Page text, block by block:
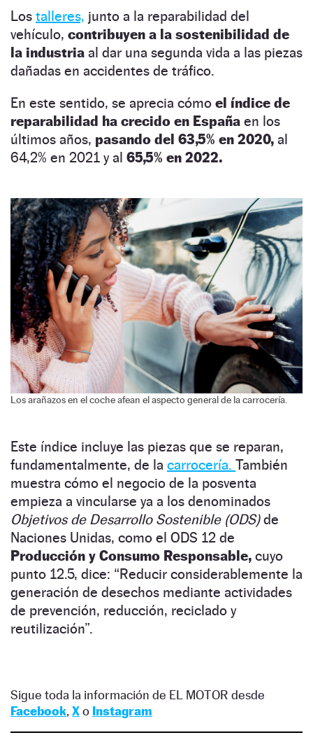
Los talleres, junto a la reparabilidad del
vehículo, contribuyen a la sostenibilidad de
la industria al dar una segunda vida a las piezas
dañadas en accidentes de tráfico.
En este sentido, se aprecia cómo el índice de
reparabilidad ha crecido en España en los
últimos años, pasando del 63,5% en 2020, al
64,2% en 2021 y al 65,5% en 2022.
Los arañazos en el coche afean el aspecto general de la carrocería.
Este índice incluye las piezas que se reparan,
fundamentalmente, de la carrocería. También
muestra cómo el negocio de la posventa
empieza a vincularse ya a los denominados
Objetivos de Desarrollo Sostenible (ODS)de
Naciones Unidas, como el ODS 12 de
Producción y Consumo Responsable, cuyo
punto 12.5, dice: “Reducir considerablemente la
generación de desechos mediante actividades
de prevención, reducción, reciclado y
reutilización”.
Sigue toda la información de EL MOTOR desde
Facebook, Xo Instagram